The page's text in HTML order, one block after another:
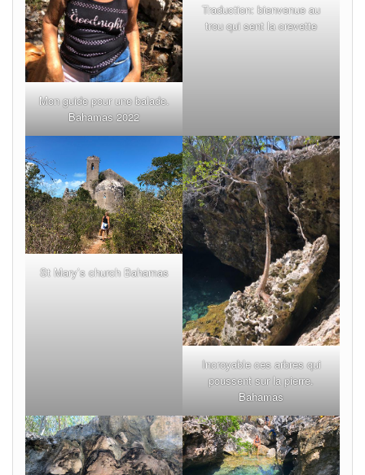
Mon guide pour une balade.
Bahamas 2022
Traduction: bienvenue au
trou qui sent la crevette
St Mary’s church Bahamas
Incroyable ces arbres qui
poussent sur la pierre.
Bahamas